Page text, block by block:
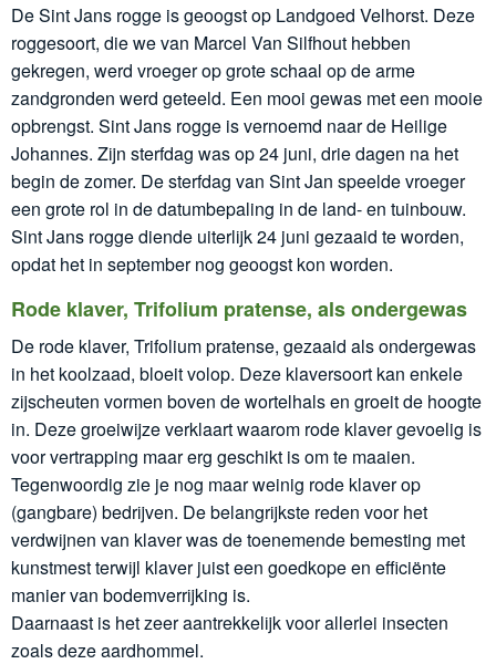
De Sint Jans rogge is geoogst op Landgoed Velhorst. Deze
roggesoort, die we van Marcel Van Silfhout hebben
gekregen, werd vroeger op grote schaal op de arme
zandgronden werd geteeld. Een mooi gewas met een mooie
opbrengst. Sint Jans rogge is vernoemd naar de Heilige
Johannes. Zijn sterfdag was op 24 juni, drie dagen na het
begin de zomer. De sterfdag van Sint Jan speelde vroeger
een grote rol in de datumbepaling in de land- en tuinbouw.
Sint Jans rogge diende uiterlijk 24 juni gezaaid te worden,
opdat het in september nog geoogst kon worden.
Rode klaver, Trifolium pratense, als ondergewas
De rode klaver, Trifolium pratense, gezaaid als ondergewas
in het koolzaad, bloeit volop. Deze klaversoort kan enkele
zijscheuten vormen boven de wortelhals en groeit de hoogte
in. Deze groeiwijze verklaart waarom rode klaver gevoelig is
voor vertrapping maar erg geschikt is om te maaien.
Tegenwoordig zie je nog maar weinig rode klaver op
(gangbare) bedrijven. De belangrijkste reden voor het
verdwijnen van klaver was de toenemende bemesting met
kunstmest terwijl klaver juist een goedkope en efficiënte
manier van bodemverrijking is.
Daarnaast is het zeer aantrekkelijk voor allerlei insecten
zoals deze aardhommel.